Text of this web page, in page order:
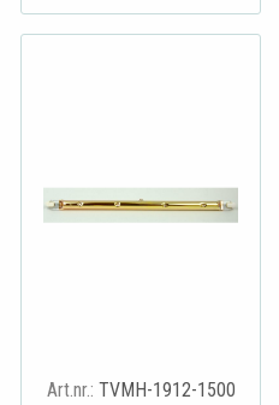
Art.nr.: TVMH-1912-1500